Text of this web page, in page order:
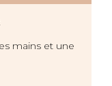
mains et une